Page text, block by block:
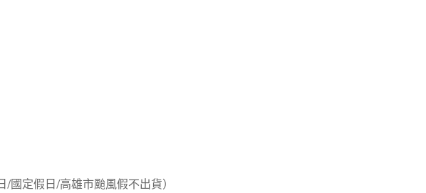
國定假日/高雄市颱風假不出貨）